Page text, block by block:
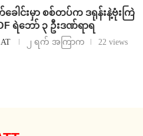
ခေါင်းမှာ စစ်တပ်က ဒရုန်းနဲ့ဗုံးကြဲ
ရဲဘော် ၃ ဦးဒဏ်ရာရ
၂ ရက် အကြာက 22 views